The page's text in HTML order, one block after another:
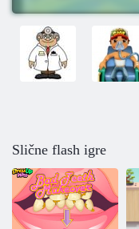
Slične flash igre